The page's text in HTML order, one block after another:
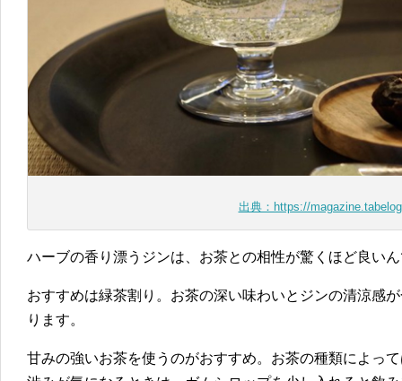
出典：https://
ハーブの香り漂うジンは、お茶との相性が驚くほど良い
おすすめは緑茶割り。お茶の深い味わいとジンの清涼感
ります。
甘みの強いお茶を使うのがおすすめ。お茶の種類によっ